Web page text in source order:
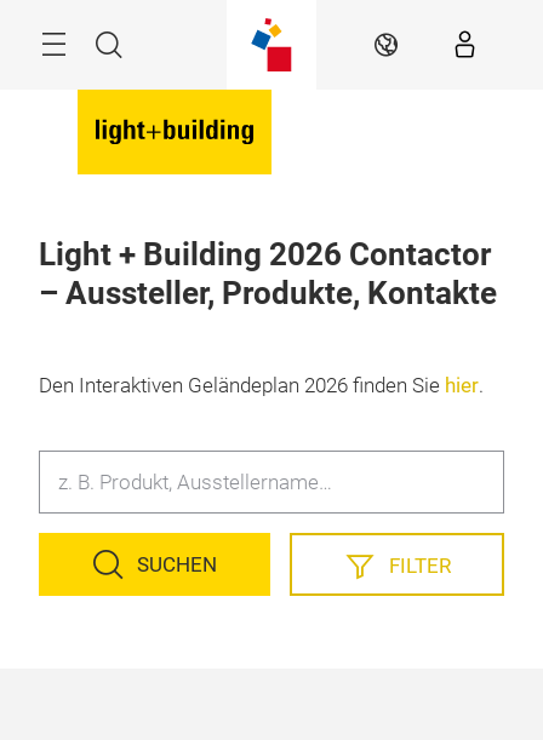
Suche DE
Light + Building 2026 Contactor
– Aussteller, Produkte, Kontakte
Den Interaktiven Geländeplan 2026 finden Sie hier.
SUCHEN FILTER